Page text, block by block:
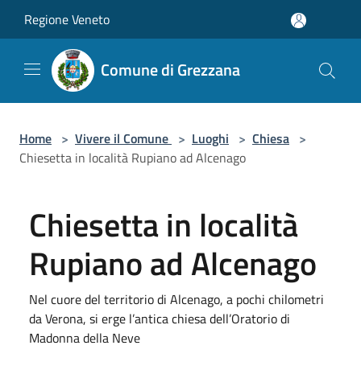
Regione Veneto
Comune di Grezzana
Home > Vivere il Comune > Luoghi > Chiesa >
Chiesetta in località Rupiano ad Alcenago
Chiesetta in località
Rupiano ad Alcenago
Nel cuore del territorio di Alcenago, a pochi chilometri
da Verona, si erge l’antica chiesa dell’Oratorio di
Madonna della Neve